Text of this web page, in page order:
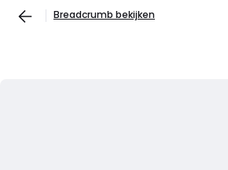
Breadcrumb bekijken